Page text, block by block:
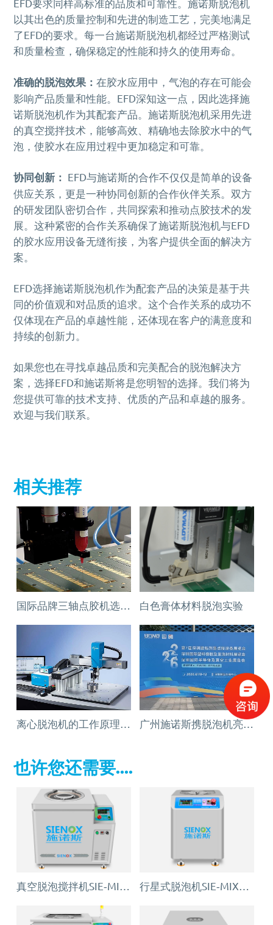
EFD要求同样高标准的品质和可靠性。施诺斯脱泡机
以其出色的质量控制和先进的制造工艺，完美地满足
了EFD的要求。每一台施诺斯脱泡机都经过严格测试
和质量检查，确保稳定的性能和持久的使用寿命。
准确的脱泡效果：在胶水应用中，气泡的存在可能会
影响产品质量和性能。EFD深知这一点，因此选择施
诺斯脱泡机作为其配套产品。施诺斯脱泡机采用先进
的真空搅拌技术，能够高效、精确地去除胶水中的气
泡，使胶水在应用过程中更加稳定和可靠。
协同创新： EFD与施诺斯的合作不仅仅是简单的设备
供应关系，更是一种协同创新的合作伙伴关系。双方
的研发团队密切合作，共同探索和推动点胶技术的发
展。这种紧密的合作关系确保了施诺斯脱泡机与EFD
的胶水应用设备无缝衔接，为客户提供全面的解决方
案。
EFD选择施诺斯脱泡机作为配套产品的决策是基于共
同的价值观和对品质的追求。这个合作关系的成功不
仅体现在产品的卓越性能，还体现在客户的满意度和
持续的创新力。
如果您也在寻找卓越品质和完美配合的脱泡解决方
案，选择EFD和施诺斯将是您明智的选择。我们将为
您提供可靠的技术支持、优质的产品和卓越的服务。
欢迎与我们联系。
相关推荐
白色膏体材料脱泡实验
广州施诺斯携脱泡机亮相深圳胶粘剂展
也许您还需要....